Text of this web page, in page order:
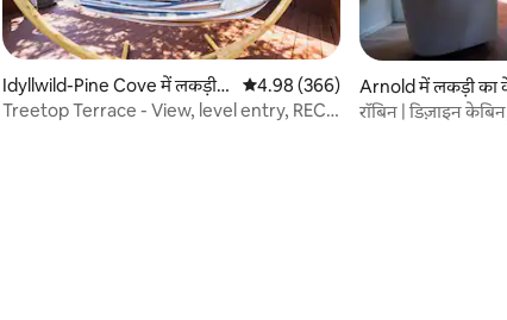
4.85, 99 समीक्षाएँ
Idyllwild-Pine Cove में लकड़ी
का केबिन
औसत रेटिंग 5 में से 4.98, 366 समीक्षाएँ
4.98 (366)
Treetop Terrace - View, level entry, REC
Arnold में लकड़ी का
रॉबिन | डिज़ाइन